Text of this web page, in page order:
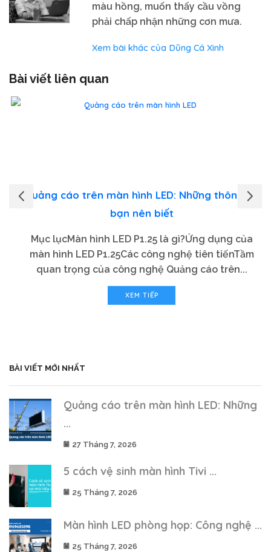
màu hồng, muốn thấy cầu vồng
phải chấp nhận những cơn mưa.
Xem bài khác của Dũng Cá Xinh
Bài viết liên quan
Quảng cáo trên màn hình LED: Những thông tin
bạn nên biết
Mục lụcMàn hình LED P1.25 là gì?Ứng dụng của
màn hình LED P1.25Các công nghệ tiên tiếnTầm
quan trọng của công nghệ Quảng cáo trên...
XEM TIẾP
BÀI VIẾT MỚI NHẤT
Quảng cáo trên màn hình LED: Những
...
27 Tháng 7, 2026
5 cách vệ sinh màn hình Tivi ...
25 Tháng 7, 2026
Màn hình LED phòng họp: Công nghệ ...
25 Tháng 7, 2026